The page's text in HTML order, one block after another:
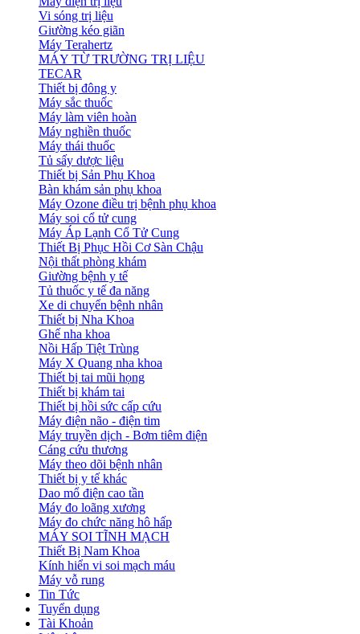
Vi sóng trị liệu
Giường kéo giãn
Máy Terahertz
MÁY TỪ TRƯỜNG TRỊ LIỆU
TECAR
Thiết bị đông y
Máy sắc thuốc
Máy làm viên hoàn
Máy nghiền thuốc
Máy thái thuốc
Tủ sấy dược liệu
Thiết bị Sản Phụ Khoa
Bàn khám sản phụ khoa
Máy Ozone điều trị bệnh phụ khoa
Máy soi cổ tử cung
Máy Áp Lạnh Cổ Tử Cung
Thiết Bị Phục Hồi Cơ Sàn Chậu
Nội thất phòng khám
Giường bệnh y tế
Tủ thuốc y tế đa năng
Xe di chuyển bệnh nhân
Thiết bị Nha Khoa
Ghế nha khoa
Nồi Hấp Tiệt Trùng
Máy X Quang nha khoa
Thiết bị tai mũi họng
Thiết bị khám tai
Thiết bị hồi sức cấp cứu
Máy điện não - điện tim
Máy truyền dịch - Bơm tiêm điện
Cáng cứu thương
Máy theo dõi bệnh nhân
Thiết bị y tế khác
Dao mổ điện cao tần
Máy đo loãng xương
Máy đo chức năng hô hấp
MÁY SOI TĨNH MẠCH
Thiết Bị Nam Khoa
Kính hiển vi soi mạch máu
Máy vỗ rung
Tin Tức
Tuyển dụng
Tài Khoản